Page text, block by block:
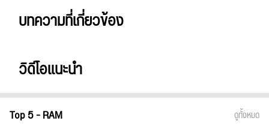
บทความที่เกี่ยวข้อง
วิดีโอแนะนำ
Top 5 - RAM ดูทั้งหมด